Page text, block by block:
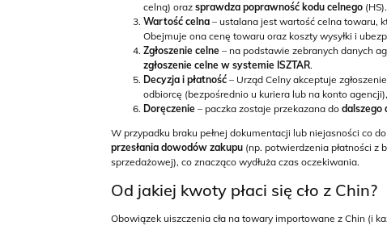
celną) oraz sprawdza poprawność kodu celnego (HS).
Wartość celna – ustalana jest wartość celna towaru,
Obejmuje ona cenę towaru oraz koszty wysyłki i
Zgłoszenie celne – na podstawie zebranych danych
zgłoszenie celne w systemie ISZTAR.
Decyzja i płatność – Urząd Celny akceptuje
odbiorcę (bezpośrednio u kuriera lub na konto
Doręczenie – paczka zostaje przekazana do dalszego
W przypadku braku pełnej dokumentacji lub niejasności co
przesłania dowodów zakupu (np. potwierdzenia płatności z
sprzedażowej), co znacząco wydłuża czas oczekiwania.
Od jakiej kwoty płaci się cło z Chin?
Obowiązek uiszczenia cła na towary importowane z Chin (i